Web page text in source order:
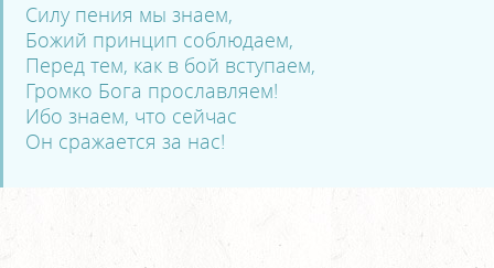
Силу пения мы знаем,
Божий принцип соблюдаем,
Перед тем, как в бой вступаем,
Громко Бога прославляем!
Ибо знаем, что сейчас
Он сражается за нас!